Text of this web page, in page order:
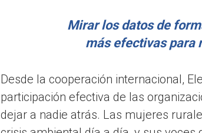
Mirar los datos de
más efectivas para
Desde la cooperación internacional,
participación efectiva de las
dejar a nadie atrás. Las mujeres